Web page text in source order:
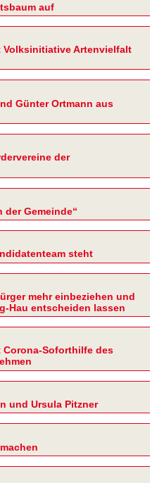
auf
Volksinitiative Artenvielfalt
Günter Ortmann aus
der
der Gemeinde“
steht
mehr einbeziehen und
Hau entscheiden lassen
Corona-Soforthilfe des
und Ursula Pitzner